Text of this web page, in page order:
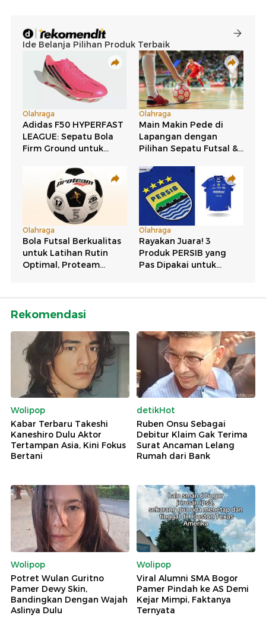
Rekomendasi
Wolipop
Kabar Terbaru Takeshi
Kaneshiro Dulu Aktor
Tertampan Asia, Kini Fokus
Bertani
detikHot
Ruben Onsu Sebagai
Debitur Klaim Gak Terima
Surat Ancaman Lelang
Rumah dari Bank
Wolipop
Potret Wulan Guritno
Pamer Dewy Skin,
Bandingkan Dengan Wajah
Aslinya Dulu
Wolipop
Viral Alumni SMA Bogor
Pamer Pindah ke AS Demi
Kejar Mimpi, Faktanya
Ternyata